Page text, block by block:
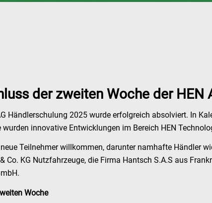
der zweiten Woche der HEN
Händlerschulung 2025 wurde erfolgreich absolviert. In
innovative Entwicklungen im Bereich HEN
Teilnehmer willkommen, darunter namhafte Händler
Co. KG Nutzfahrzeuge, die Firma Hantsch S.A.S aus
Woche